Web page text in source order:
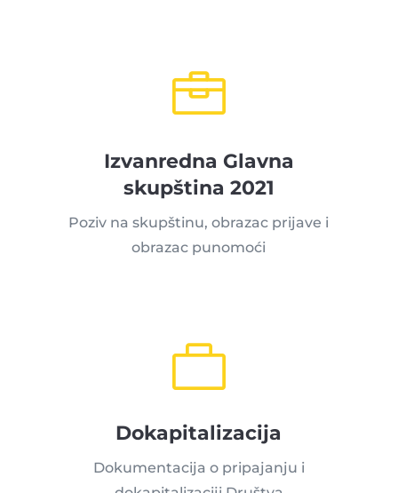

Izvanredna Glavna
skupština 2021
Poziv na skupštinu, obrazac prijave i
obrazac punomoći

Dokapitalizacija
Dokumentacija o pripajanju i